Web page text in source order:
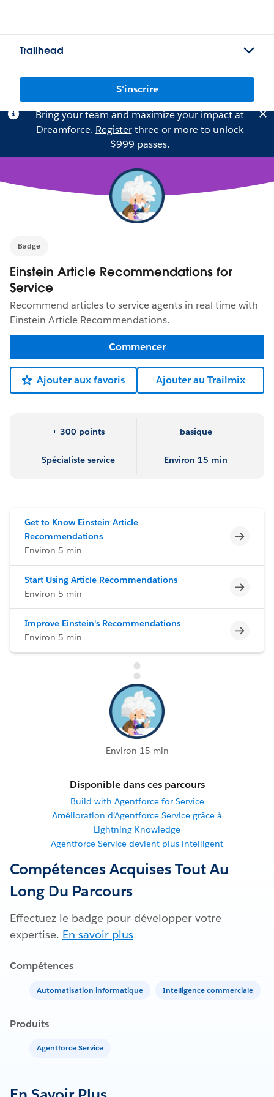
Trailhead
S'inscrire
Bring your team and maximize your impact at
Dreamforce. Registerthree or more to unlock
$999 passes.
Badge
Einstein Article Recommendations for
Service
Recommend articles to service agents in real time with
Einstein Article Recommendations.
Commencer
Ajouter aux favoris Ajouter au Trailmix
+ 300 points basique
Spécialiste service Environ 15 min
Get to Know Einstein Article
Recommendations
Environ 5 min
Start Using Article Recommendations
Environ 5 min
Improve Einstein's Recommendations
Environ 5 min
Environ 15 min
Disponible dans ces parcours
Build with Agentforce for Service
Amélioration d’Agentforce Service grâce à
Lightning Knowledge
Agentforce Service devient plus intelligent
Compétences Acquises Tout Au
Long Du Parcours
Effectuez le badge pour développer votre
expertise. En savoir plus
Compétences
Automatisation informatique Intelligence commerciale
Produits
Agentforce Service